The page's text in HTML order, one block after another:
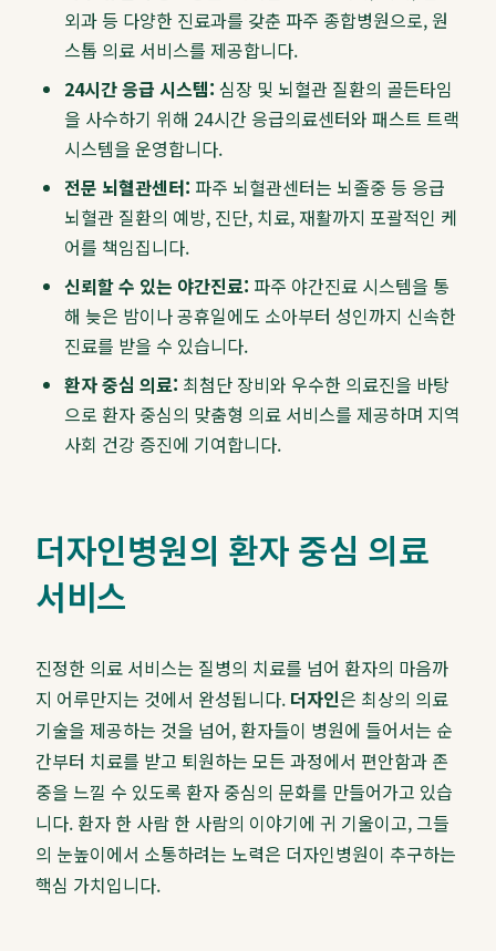
외과 등 다양한 진료과를 갖춘 파주 종합병원으로, 원
스톱 의료 서비스를 제공합니다.
24시간 응급 시스템: 심장 및 뇌혈관 질환의 골든타임
을 사수하기 위해 24시간 응급의료센터와 패스트 트랙
시스템을 운영합니다.
전문 뇌혈관센터: 파주 뇌혈관센터는 뇌졸중 등 응급
뇌혈관 질환의 예방, 진단, 치료, 재활까지 포괄적인 케
어를 책임집니다.
신뢰할 수 있는 야간진료: 파주 야간진료 시스템을 통
해 늦은 밤이나 공휴일에도 소아부터 성인까지 신속한
진료를 받을 수 있습니다.
환자 중심 의료: 최첨단 장비와 우수한 의료진을 바탕
으로 환자 중심의 맞춤형 의료 서비스를 제공하며 지역
사회 건강 증진에 기여합니다.
더자인병원의 환자 중심 의료
서비스
진정한 의료 서비스는 질병의 치료를 넘어 환자의 마음까
지 어루만지는 것에서 완성됩니다. 더자인은 최상의 의료
기술을 제공하는 것을 넘어, 환자들이 병원에 들어서는 순
간부터 치료를 받고 퇴원하는 모든 과정에서 편안함과 존
중을 느낄 수 있도록 환자 중심의 문화를 만들어가고 있습
니다. 환자 한 사람 한 사람의 이야기에 귀 기울이고, 그들
의 눈높이에서 소통하려는 노력은 더자인병원이 추구하는
핵심 가치입니다.